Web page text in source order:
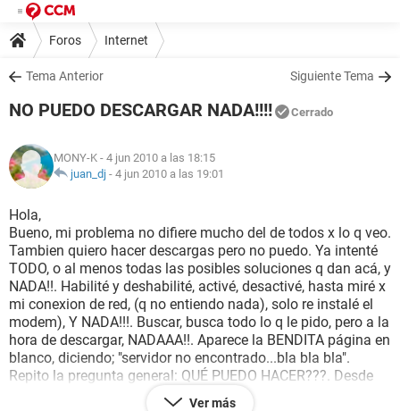
Foros Internet
Tema Anterior Siguiente Tema
NO PUEDO DESCARGAR NADA!!!! Cerrado
MONY-K - 4 jun 2010 a las 18:15
juan_dj - 4 jun 2010 a las 19:01
Hola,
Bueno, mi problema no difiere mucho del de todos x lo q veo.
Tambien quiero hacer descargas pero no puedo. Ya intenté
TODO, o al menos todas las posibles soluciones q dan acá, y
NADA!!. Habilité y deshabilité, activé, desactivé, hasta miré x
mi conexion de red, (q no entiendo nada), solo re instalé el
modem), Y NADA!!!. Buscar, busca todo lo q le pido, pero a la
hora de descargar, NADAAA!!. Aparece la BENDITA página en
blanco, diciendo; "servidor no encontrado...bla bla bla".
Repito la pregunta general: QUÉ PUEDO HACER???. Desde
Ver más